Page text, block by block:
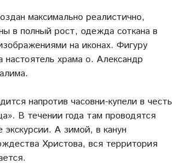
максимально реалистично,
в полный рост, одежда соткана в
на иконах. Фигуру
настоятель храма о. Александр
напротив часовни-купели в честь
В течении года там проводятся
экскурсии. А зимой, в канун
Христова, вся территория